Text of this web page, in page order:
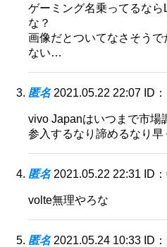
ゲーミング名乗ってるな
な？
画像だとついてなさそうで
ない…
匿名 2021.05.22 22:07 ID
vivo Japanはいつまで市場
参入するなり諦めるなり早
匿名 2021.05.22 22:31 ID
volte無理やろな
匿名 2021.05.24 10:33 ID